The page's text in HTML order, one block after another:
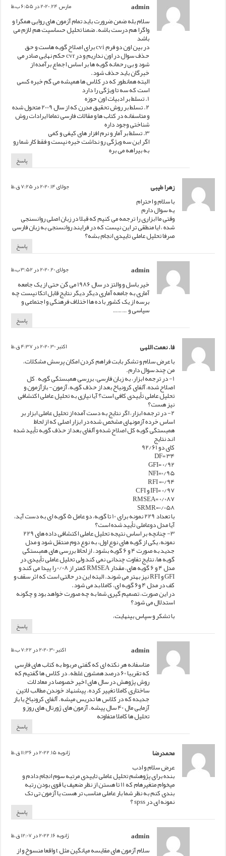
admin مارس 24, 2020 در 6:55 ب.ظ
سلام بله ضمن ضرورت باید تمام آزمون های روایی همگرا و
واگرا هم درست باشه. ضمنا تحلیل حساسیت هم لازم می
باشد
در بین اون دو فرم cvi برای اصلاح گویه هاست و حق
حذف سوال در اون نداریم و در cvr حکم نهایی صادر می
شود و بی رحمانه گویه ها بر اساس اجماع برآمده از
خبرگان باید حذف شود.
البته همانطور که در کلاس ها همیشه می گم خبره کسی
است که سه تا ویژگی را دارد
1. تسلط بر ادبیات اون حوزه
2. تسلط بر روش تحقیق مدرن که از سال 2009 متحول شده
و متاسفانه در کتاب ها و مقالات فارسی تماما ایرادات روش
شناختی وجود داره
3. تسلط بر آمار و نرم افزار های کیفی و کمی
اگر این سه ویژگی رو نداشت خبره نیست و فقط کار شما رو
به بیراهه می بره
پاسخ
زهرا طیبی جولای 14, 2020 در 7:25 ق.ظ
با سلام و احترام
یه سوال دارم
وقتی ما ابزاری را ترجمه می کنیم که قبلا در زبان اصلی روانسنجی
شده ، ایا منطقی تر این نیست که در فرایند روانسنجی به زبان فارسی
صرفا تحلیل عاملی تاییدی انجام بشه؟
پاسخ
admin جولای 20, 2020 در 3:52 ب.ظ
خیر باسل و والتز در سال 1986 می گن حتی از یک جامعه
آماری به جامعه آماری دیگر دیگر نتایج قابل اتکا نیست چه
برسه از یک کشور با ده ها اختلاف فرهنگی و اجتماعی و
سیاسی و ……..
پاسخ
فا. نعمت اللهی اکتبر 30, 2020 در 4:37 ق.ظ
با عرض سلام و تشکر بابت فراهم کردن امکان پرسش مشکلات،
من چند سوال دارم.
1- در ترجمه ابزار، به زبان فارسی، بررسی همبستگی گویه – کل
اصلاح شده، آلفای کرونباخ بعد از حذف گویه، آزمون- بازآزمون و
تحلیل عاملی تأییدی کافی است؟ آیا نیازی به تحلیل عاملی اکتشافی
نیز هست؟
2- در ترجمه ابزار، اگر نتایج به دست آمده از تحلیل عاملی ابزار بر
اساس خرده آزمونهای مشخص شده در ابزار اصلی که از لحاظ
همبستگی گویه کل اصلاح شده و آلفای بعد از حذف گویه تأیید شده
اند نتایج
کای دو 92/61
DF= 34
GFI= 0/92
NFI=0/95
RFI =0/94
IFI= 0/97 و CFI
RMSEA= 0/087
SRMR=0/058
با تعداد 229 نمونه برای 10 تا گویه، دو عامل 5 گویه ای به دست آید،
آیا مدل دوعاملی تأیید شده است؟
3- چنانچه بر اساس نتیجه تحلیل عاملی اکتشافی داده های 229
نمونه، یکی از گویه های نوع اول، به نوع دوم منتقل شود و مدل
جدید به صورت 4 و 6 گویه بشود. از لحاظ بررسی های همبستگی
گویه ها، نتایج تفاوت چندانی نمی کند ولی تحلیل عاملی تأییدی در
مدل 4 و 6 گویه های، مقدار RMSEA کمتر از 0/08 را پیدا می کند و
GFI و RFI نیز بهتر می شوند. البته این در حالتی است که اثر سقف و
کف در مدل 4 و6 گویه ای، کاملاً بد می شود.
در این صورت، تصمیم گیری شما به چه صورت خواهد بود و چگونه
استدلال می شود؟
با تشکر و سپاس بینهایت،
پاسخ
admin اکتبر 30, 2020 در 7:22 ب.ظ
متاسفانه هر نکته ای که گفتی مربوط به کتاب های فارسی
که تقریبا 60 درصد همشون غلطه. در کلاس ها گفتیم که
روش پژوهش در سال های اخیر خصوصا در معادلات
ساختاری کاملا تغییر کرده. پیشنهاد خوندن مطالب لاتین
جدیده که در کلاس ها تدریس میشه. آلفای کرونباخ یا باز
آزمایی مال 40 سال پیشه. آزمون های ژورنال های روز و
تحلیل ها کاملا متفاوته
پاسخ
محمدرضا ژانویه 15, 2022 در 11:36 ق.ظ
عرض سلام و ادب
بنده برای پژوهشم تحلیل عاملی تاییدی مرتبه سوم انجام دادم و
میخوام متغیرهام که 11 تا هستن از نظر ضعیف یا قوی بودن رتبه
بندی کنم به نظر شما بار عاملی مناسب تر هست یا آزمون تی تک
نمونه ای در spss ؟
پاسخ
admin ژانویه 16, 2022 در 12:07 ق.ظ
سلام آزمون های مقایسه میانگین مثل t واقعا منسوخ و از